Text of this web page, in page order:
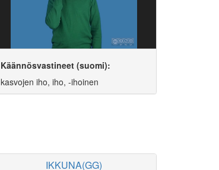
Käännösvastineet (suomi):
kasvojen iho, iho, -ihoinen
IKKUNA(GG)